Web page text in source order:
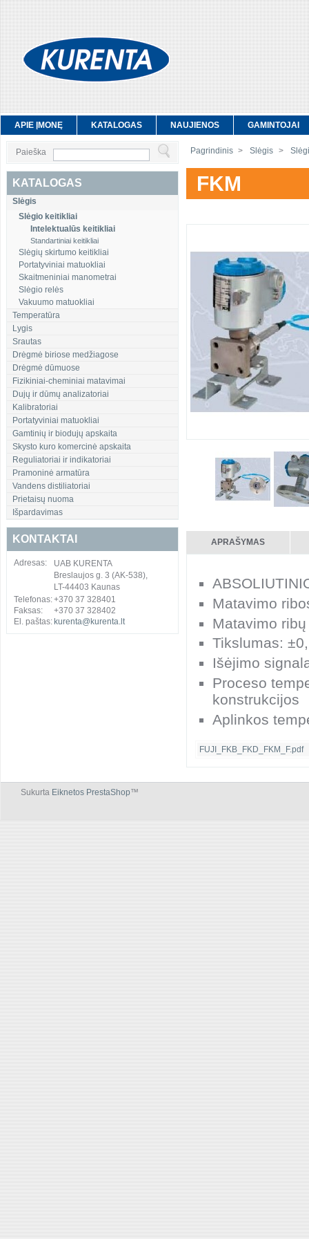
APIE ĮMONĘ KATALOGAS NAUJIENOS GAMINTOJAI
Paieška
KATALOGAS
Slėgis
Slėgio keitikliai
Intelektualūs keitikliai
Standartiniai keitikliai
Slėgių skirtumo keitikliai
Portatyviniai matuokliai
Skaitmeniniai manometrai
Slėgio relės
Vakuumo matuokliai
Temperatūra
Lygis
Srautas
Drėgmė biriose medžiagose
Drėgmė dūmuose
Fizikiniai-cheminiai matavimai
Dujų ir dūmų analizatoriai
Kalibratoriai
Portatyviniai matuokliai
Gamtinių ir biodujų apskaita
Skysto kuro komercinė apskaita
Reguliatoriai ir indikatoriai
Pramoninė armatūra
Vandens distiliatoriai
Prietaisų nuoma
Išpardavimas
KONTAKTAI
Adresas:
UAB KURENTA
Breslaujos g. 3 (AK-538),
LT-44403 Kaunas
Telefonas:+370 37 328401
Faksas:
+370 37 328402
El. paštas: kurenta@kurenta.lt
Pagrindinis > Slėgis >
FKM
APRAŠYMAS
Matavimo
Matavimo
Tikslumas:
Išėjimo
Proceso
konstrukcijos
Aplinkos
FUJI_FKB_FKD_FKM_F.pdf
Sukurta Eiknetos PrestaShop™